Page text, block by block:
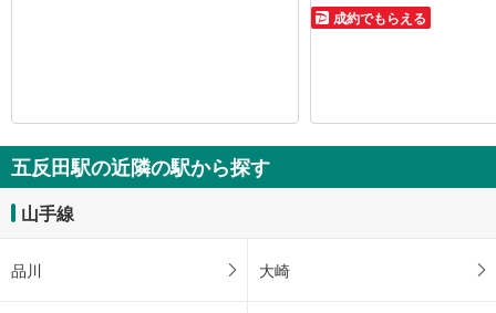
成約でもらえる
五反田駅の近隣の駅から探す
山手線
品川 大崎